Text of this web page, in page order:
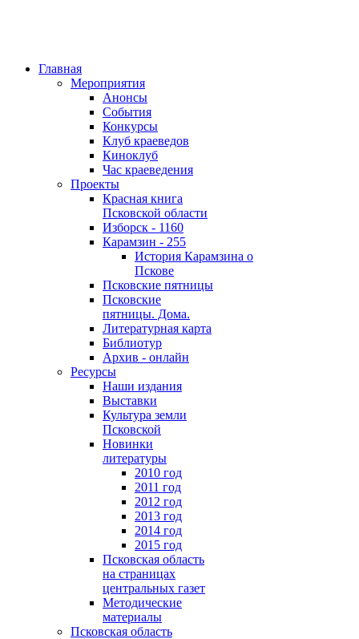
Главная
Мероприятия
Анонсы
События
Конкурсы
Клуб краеведов
Киноклуб
Час краеведения
Проекты
Красная книга
Псковской области
Изборск - 1160
Карамзин - 255
История Карамзина о
Пскове
Псковские пятницы
Псковские
пятницы. Дома.
Литературная карта
Библиотур
Архив - онлайн
Ресурсы
Наши издания
Выставки
Культура земли
Псковской
Новинки
литературы
2010 год
2011 год
2012 год
2013 год
2014 год
2015 год
Псковская область
на страницах
центральных газет
Методические
материалы
Псковская область